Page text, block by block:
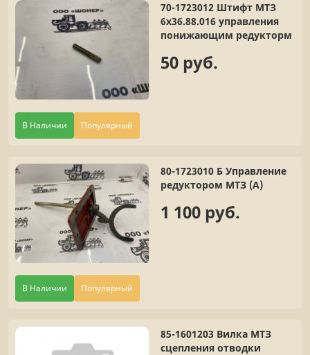
В Наличии Популярный
70-1723012 Штифт МТЗ
6х36.88.016 управления
понижающим редукторм
50 руб.
В Наличии Популярный
80-1723010 Б Управление
редуктором МТЗ (А)
1 100 руб.
85-1601203 Вилка МТЗ
сцепления отводки